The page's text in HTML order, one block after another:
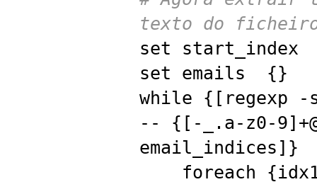
texto do
set start_index
set emails {}
while {[regexp -
-- {[-_.a-z0-
foreach {idx1